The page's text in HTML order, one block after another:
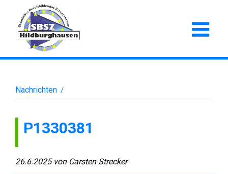
Nachrichten /
P1330381
26.6.2025 von Carsten Strecker